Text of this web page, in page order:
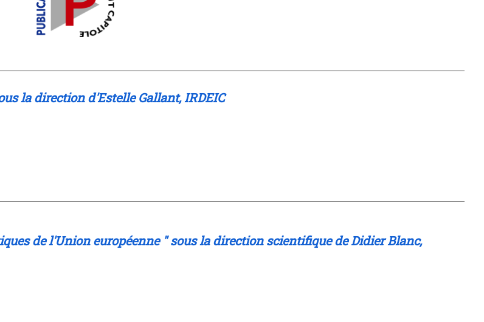
la direction d'Estelle Gallant, IRDEIC
de l'Union européenne " sous la direction scientifique de Didier Blanc,